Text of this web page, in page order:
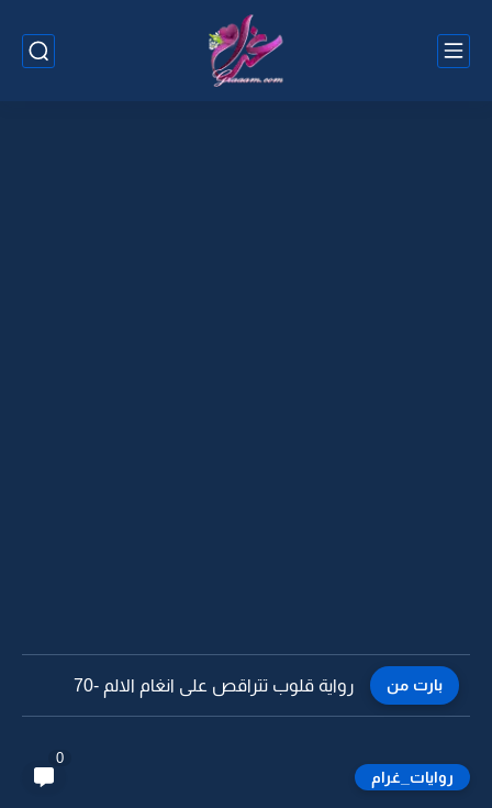
بارت من رواية قلوب تتراقص على انغام الالم -69
روايات_غرام
0